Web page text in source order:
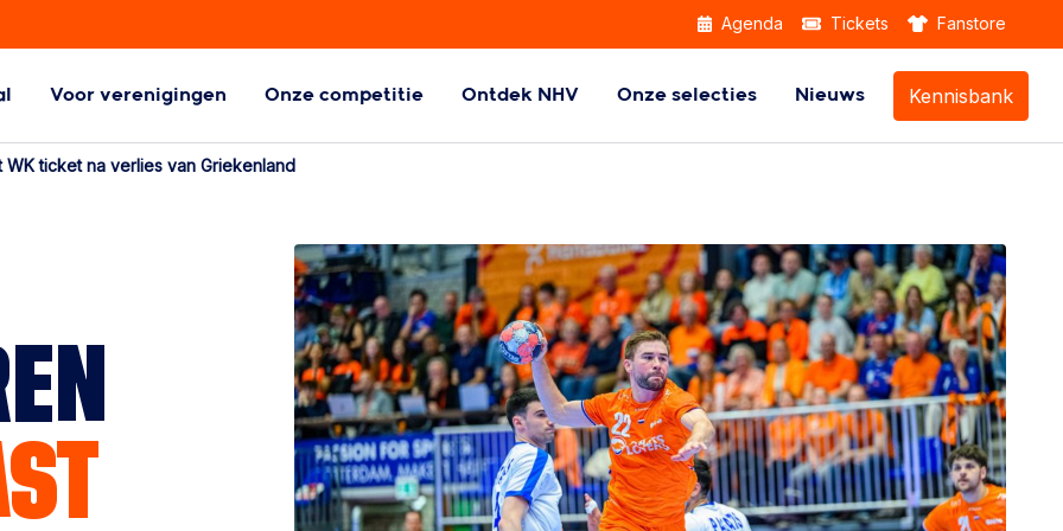
Agenda Tickets Fanstore
Voor verenigingen Onze competitie
Aangepaste
handbalvormen
Beach Handball
Ontdek NHV Onze selecties Nieuws Kennisbank
ticket na verlies van Griekenland